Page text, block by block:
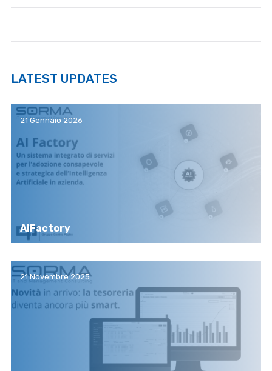
LATEST UPDATES
21 Gennaio 2026
AiFactory
21 Novembre 2025